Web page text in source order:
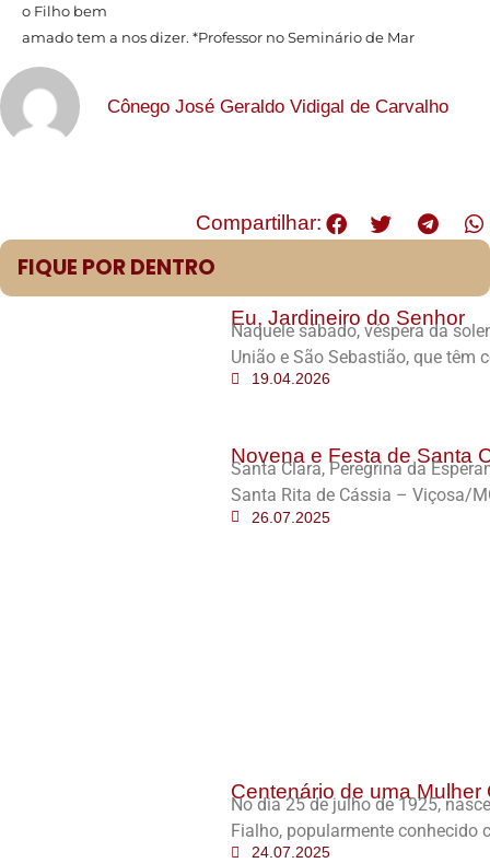
o Filho bem
amado tem a nos dizer. *Professor no Seminário de Mar
Cônego José Geraldo Vidigal de Carvalho
Compartilhar:
FIQUE POR DENTRO
Eu, Jardineiro do Senhor
Naquele sábado, véspera da
União e São Sebastião, que têm
19.04.2026
Novena e Festa de Santa
Santa Clara, Peregrina da
Santa Rita de Cássia – Viçosa/
26.07.2025
Centenário de uma Mulher
No dia 25 de julho de 1925,
Fialho, popularmente conhecido
24.07.2025